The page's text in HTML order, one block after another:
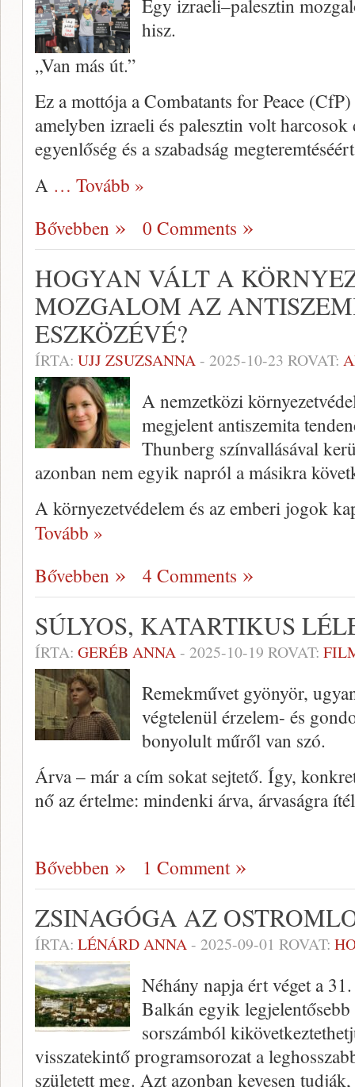
Egy izraeli–palesztin
hisz.
„Van más út.”
Ez a mottója a Combatants for Peace
amelyben izraeli és palesztin volt
egyenlőség és a szabadság
A … Tovább »
Bővebben
0 Comments
HOGYAN VÁLT A
MOZGALOM AZ
ESZKÖZÉVÉ?
ÍRTA: UJJ ZSUZSANNA- 2025-10-23 ROVAT:
A nemzetközi
megjelent antiszemita
Thunberg színvallásával
azonban nem egyik napról a másikra
A környezetvédelem és az emberi jogok
Tovább »
Bővebben
4 Comments
SÚLYOS, KATARTIKUS
ÍRTA: GERÉB ANNA- 2025-10-19 ROVAT:
Remekművet gyönyör,
végtelenül érzelem- és
bonyolult műről van szó.
Árva – már a cím sokat sejtető. Így,
nő az értelme: mindenki árva, árvaságra
Bővebben 1 Comment
ZSINAGÓGA AZ
ÍRTA: LÉNÁRD ANNA- 2025-09-01 ROVAT:
Néhány napja ért véget a
Balkán egyik
sorszámból
visszatekintő programsorozat a
született meg. Azt azonban kevesen